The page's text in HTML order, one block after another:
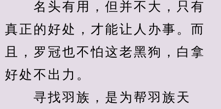
名头有用，但并不大，只有
真正的好处，才能让人办事。而
且，罗冠也不怕这老黑狗，白拿
好处不出力。
寻找羽族，是为帮羽族天